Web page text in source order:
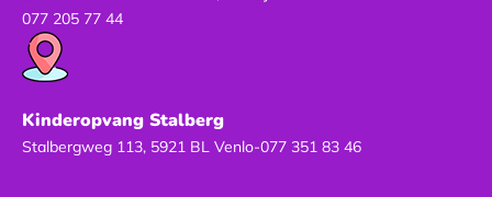
077 205 77 44
Kinderopvang Stalberg
Stalbergweg 113, 5921 BL Venlo-077 351 83 46